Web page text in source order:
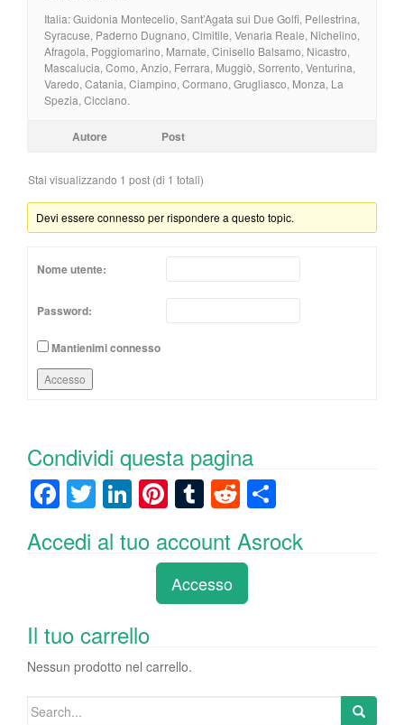
Italia: Guidonia Montecelio, Sant’Agata sui Due Golfi, Pellestrina,
Syracuse, Paderno Dugnano, Cimitile, Venaria Reale, Nichelino,
Afragola, Poggiomarino, Marnate, Cinisello Balsamo, Nicastro,
Mascalucia, Como, Anzio, Ferrara, Muggiò, Sorrento, Venturina,
Varedo, Catania, Ciampino, Cormano, Grugliasco, Monza, La
Spezia, Cicciano.
Autore Post
Stai visualizzando 1 post (di 1 totali)
Devi essere connesso per rispondere a questo topic.
Nome utente:
Password:
Mantienimi connesso
Accesso
Condividi questa pagina
F
c
o
o
k
T
wi
tt
Li
k
n
Pi
er
e
st
T
m
bl
r
R
e
d
di
t
n
Accedi al tuo account Asrock
Accesso
Il tuo carrello
Nessun prodotto nel carrello.
Search